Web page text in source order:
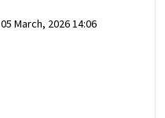
05 March, 2026 14:06